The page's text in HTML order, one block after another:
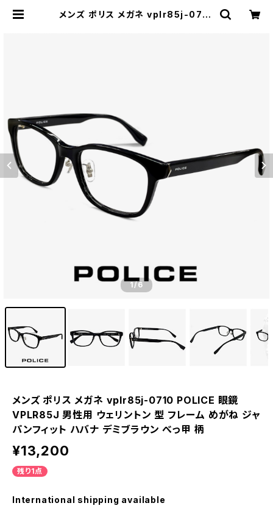
メンズ ポリス メガネ vplr85j-0710
1/6
メンズ ポリス メガネ vplr85j-0710 POLICE 眼鏡
VPLR85J 男性用 ウェリントン 型 フレーム めがね ジャ
パンフィット ハバナ デミブラウン べっ甲 柄
¥13,200
残り1点
International shipping available